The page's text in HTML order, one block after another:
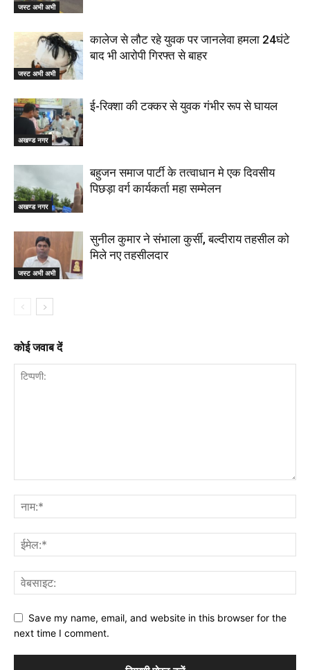
जस्ट अभी अभी
जस्ट अभी अभी
कालेज से लौट रहे युवक पर जानलेवा हमला 24घंटे
बाद भी आरोपी गिरफ्त से बाहर
अखण्ड नगर
ई-रिक्शा की टक्कर से युवक गंभीर रूप से घायल
अखण्ड नगर
बहुजन समाज पार्टी के तत्वाधान मे एक दिवसीय
पिछड़ा वर्ग कार्यकर्ता महा सम्मेलन
जस्ट अभी अभी
सुनील कुमार ने संभाला कुर्सी, बल्दीराय तहसील को
मिले नए तहसीलदार
कोई जवाब दें
Save my name, email, and website in this browser for the
next time I comment.